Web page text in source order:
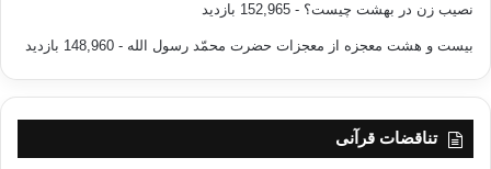
نصیب زن در بهشت چیست؟ - 152,965 بازدید
بیست و هشت معجزه از معجزات حضرت محمّد رسول الله - 148,960 بازدید
تناقضات قرآنی